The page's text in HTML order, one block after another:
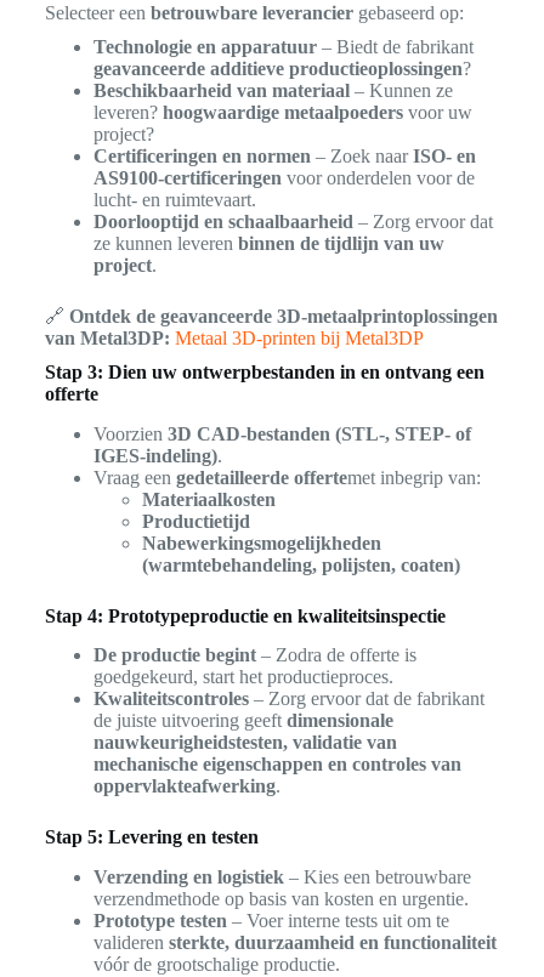
Selecteer een betrouwbare leveranciergebaseerd op:
Technologie en apparatuur– Biedt de fabrikant
geavanceerde additieve productieoplossingen?
Beschikbaarheid van materiaal– Kunnen ze
leveren? hoogwaardige metaalpoedersvoor uw
project?
Certificeringen en normen – Zoek naarISO- en
AS9100-certificeringen voor onderdelen voor de
lucht- en ruimtevaart.
Doorlooptijd en schaalbaarheid – Zorg ervoor dat
ze kunnen leveren binnen de tijdlijn van uw
project.
🔗 Ontdek de geavanceerde 3D-metaalprintoplossingen
van Metal3DP: Metaal 3D-printen bij Metal3DP
Stap 3: Dien uw ontwerpbestanden in en ontvang een
offerte
Voorzien 3D CAD-bestanden (STL-, STEP- of
IGES-indeling).
Vraag een gedetailleerde offertemet inbegrip van:
Materiaalkosten
Productietijd
Nabewerkingsmogelijkheden
(warmtebehandeling, polijsten, coaten)
Stap 4: Prototypeproductie en kwaliteitsinspectie
De productie begint– Zodra de offerte is
goedgekeurd, start het productieproces.
Kwaliteitscontroles– Zorg ervoor dat de fabrikant
de juiste uitvoering geeft dimensionale
nauwkeurigheidstesten, validatie van
mechanische eigenschappen en controles van
oppervlakteafwerking.
Stap 5: Levering en testen
Verzending en logistiek– Kies een betrouwbare
verzendmethode op basis van kosten en urgentie.
Prototype testen – Voer interne tests uit om te
valideren sterkte, duurzaamheid en functionaliteit
vóór de grootschalige productie.